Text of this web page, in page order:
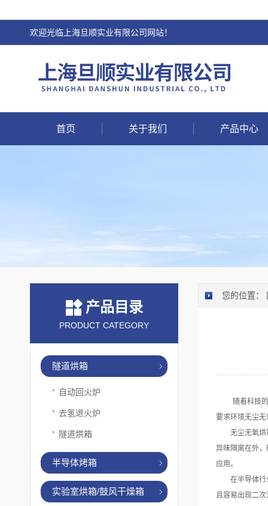
欢迎光临上海旦顺实业有限公司网站！
首页 关于我们 产品中心
产品目录
PRODUCT CATEGORY
隧道烘箱
自动回火炉
去氢退火炉
隧道烘箱
半导体烤箱
实验室烘箱/鼓风干燥箱
您的位置：
随着科技的
要求环境无尘
无尘无氧烘箱
异味隔离在外
应用。
在半导体行业
且容易出现二